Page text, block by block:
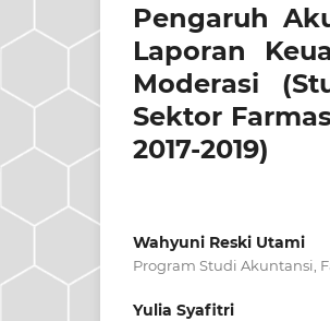
Pengaruh
Laporan
Moderasi
Sektor
2017-2019)
Wahyuni Reski Utami
Program Studi Akuntansi,
Yulia Syafitri